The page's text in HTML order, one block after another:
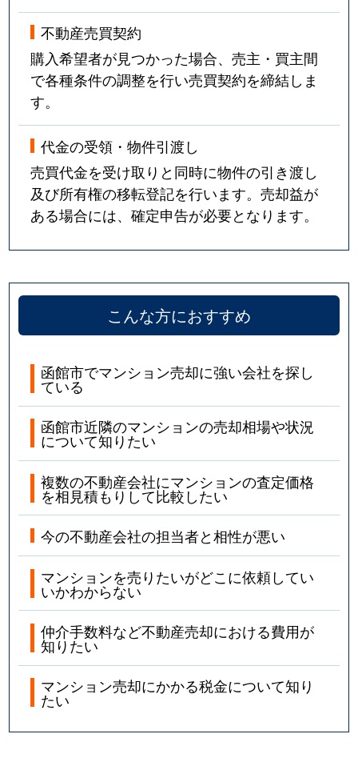
不動産売買契約
購入希望者が見つかった場合、売主・買主間
で各種条件の調整を行い売買契約を締結しま
す。
代金の受領・物件引渡し
売買代金を受け取りと同時に物件の引き渡し
及び所有権の移転登記を行います。売却益が
ある場合には、確定申告が必要となります。
こんな方におすすめ
函館市でマンション売却に強い会社を探し
ている
函館市近隣のマンションの売却相場や状況
について知りたい
複数の不動産会社にマンションの査定価格
を相見積もりして比較したい
今の不動産会社の担当者と相性が悪い
マンションを売りたいがどこに依頼してい
いかわからない
仲介手数料など不動産売却における費用が
知りたい
マンション売却にかかる税金について知り
たい